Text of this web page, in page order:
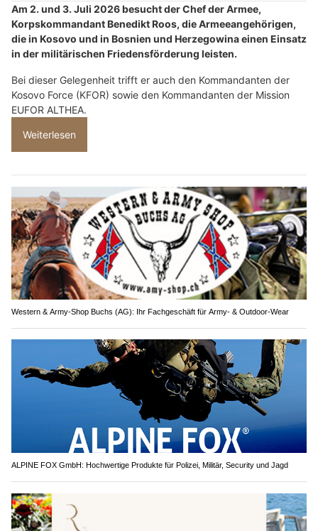
Am 2. und 3. Juli 2026 besucht der Chef der Armee,
Korpskommandant Benedikt Roos, die Armeeangehörigen,
die in Kosovo und in Bosnien und Herzegowina einen Einsatz
in der militärischen Friedensförderung leisten.
Bei dieser Gelegenheit trifft er auch den Kommandanten der
Kosovo Force (KFOR) sowie den Kommandanten der Mission
EUFOR ALTHEA.
Weiterlesen
Western & Army-Shop Buchs (AG): Ihr Fachgeschäft für Army- & Outdoor-Wear
ALPINE FOX GmbH: Hochwertige Produkte für Polizei, Militär, Security und Jagd